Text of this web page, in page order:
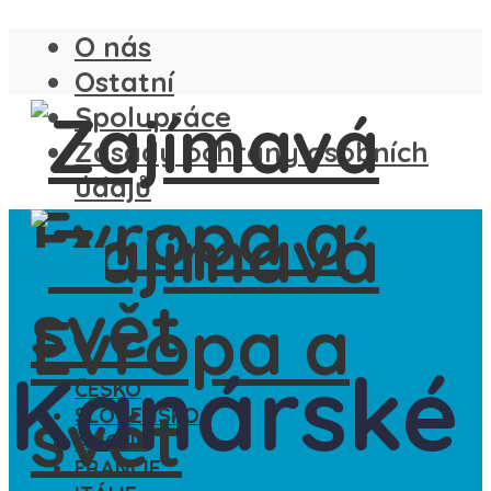
O nás
Ostatní
Spolupráce
Zásady ochrany osobních
údajů
ČESKO
SLOVENSKO
ANGLIE
FRANCIE
Kanárské